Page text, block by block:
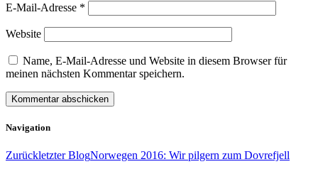
E-Mail-Adresse *
Website
Name, E-Mail-Adresse und Website in diesem Browser für
meinen nächsten Kommentar speichern.
Navigation
Zurückletzter BlogNorwegen 2016: Wir pilgern zum Dovrefjell